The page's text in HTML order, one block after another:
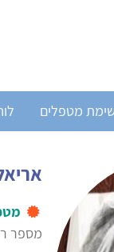
מטפלים
מספר רישום